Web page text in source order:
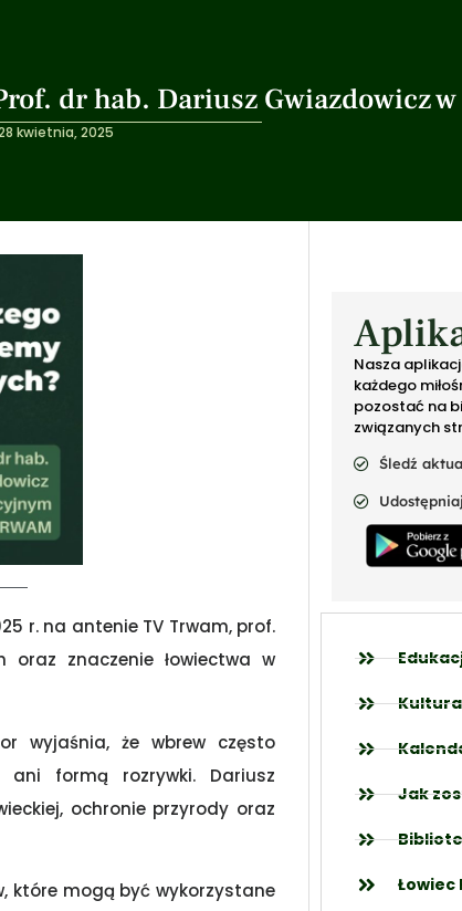
dr hab. Dariusz Gwiazdowicz
kwietnia, 2025
r. na antenie TV Trwam, prof.
oraz znaczenie łowiectwa w
wyjaśnia, że wbrew często
ani formą rozrywki. Dariusz
ochronie przyrody oraz
które mogą być wykorzystane
Nasza
każdego
pozostać na
związanych
Śledź
Kultura
Jak
Łowiec